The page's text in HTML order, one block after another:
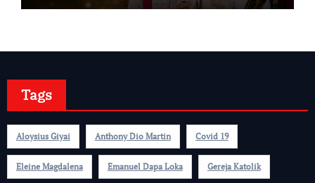
Tags
Aloysius Giyai Anthony Dio Martin Covid 19
Eleine Magdalena Emanuel Dapa Loka Gereja Katolik